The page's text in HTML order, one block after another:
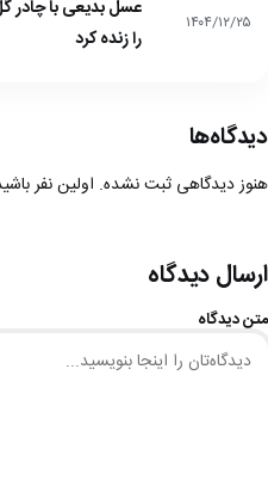
۱۴۰۴/۱۲/۲۵
عسل بدیعی با چادر
را زنده کرد
دیدگاه‌ها
هنوز دیدگاهی ثبت نشده. اولین نفر
ارسال دیدگاه
متن دیدگاه